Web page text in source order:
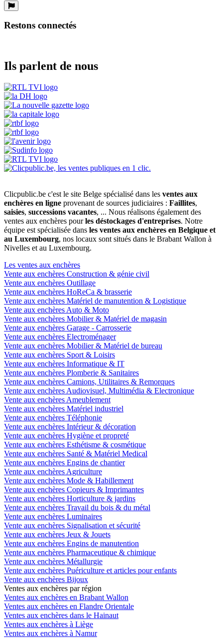
Restons connectés
Ils parlent de nous
Clicpublic.be c'est le site Belge spécialisé dans les ventes aux
enchères en ligne provenant de sources judiciaires : Faillites,
saisies, successions vacantes, ... Nous réalisons également des
ventes aux enchères pourles déstockages d'entreprises. Notre
équipe est spécialisée dans les ventes aux enchères en Belgique et
au Luxembourg, nos locaux sont situés dans le Brabant Wallon à
Nivelles et au Luxembourg.
Les ventes aux enchères
Vente aux enchères Construction & génie civil
Vente aux enchères Outillage
Vente aux enchères HoReCa & brasserie
Vente aux enchères Matériel de manutention & Logistique
Vente aux enchères Auto & Moto
Vente aux enchères Mobilier & Matériel de magasin
Vente aux enchères Garage - Carrosserie
Vente aux enchères Electroménager
Vente aux enchères Mobilier & Matériel de bureau
Vente aux enchères Sport & Loisirs
Vente aux enchères Informatique & IT
Vente aux enchères Plomberie & Sanitaires
Vente aux enchères Camions, Utilitaires & Remorques
Vente aux enchères Audiovisuel, Multimédia & Electronique
Vente aux enchères Ameublement
Vente aux enchères Matériel industriel
Vente aux enchères Téléphonie
Vente aux enchères Intérieur & décoration
Vente aux enchères Hygiène et propreté
Vente aux enchères Esthétisme & cosmétique
Vente aux enchères Santé & Matériel Medical
Vente aux enchères Engins de chantier
Vente aux enchères Agriculture
Vente aux enchères Mode & Habillement
Vente aux enchères Copieurs & Imprimantes
Vente aux enchères Horticulture & jardins
Vente aux enchères Travail du bois & du métal
Vente aux enchères Luminaires
Vente aux enchères Signalisation et sécurité
Vente aux enchères Jeux & Jouets
Vente aux enchères Engins de manutention
Vente aux enchères Pharmaceutique & chimique
Vente aux enchères Métallurgie
Vente aux enchères Puériculture et articles pour enfants
Vente aux enchères Bijoux
Ventes aux enchères par région
Ventes aux enchères en Brabant Wallon
Ventes aux enchères en Flandre Orientale
Ventes aux enchères dans le Hainaut
Ventes aux enchères à Liège
Ventes aux enchères à Namur